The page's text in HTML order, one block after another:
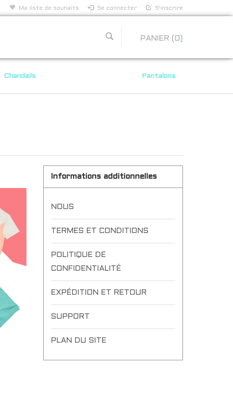
Ma liste de souhaits Se connecter S'inscrire
PANIER (0)
Chandails Pantalons
Informations additionnelles
NOUS
TERMES ET CONDITIONS
POLITIQUE DE
CONFIDENTIALITÉ
EXPÉDITION ET RETOUR
SUPPORT
PLAN DU SITE